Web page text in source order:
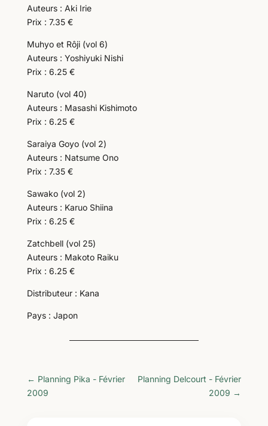
Auteurs : Aki Irie
Prix : 7.35 €
Muhyo et Rôji (vol 6)
Auteurs : Yoshiyuki Nishi
Prix : 6.25 €
Naruto (vol 40)
Auteurs : Masashi Kishimoto
Prix : 6.25 €
Saraiya Goyo (vol 2)
Auteurs : Natsume Ono
Prix : 7.35 €
Sawako (vol 2)
Auteurs : Karuo Shiina
Prix : 6.25 €
Zatchbell (vol 25)
Auteurs : Makoto Raiku
Prix : 6.25 €
Distributeur : Kana
Pays : Japon
← Planning Pika - Février
2009
Planning Delcourt - Février
2009 →